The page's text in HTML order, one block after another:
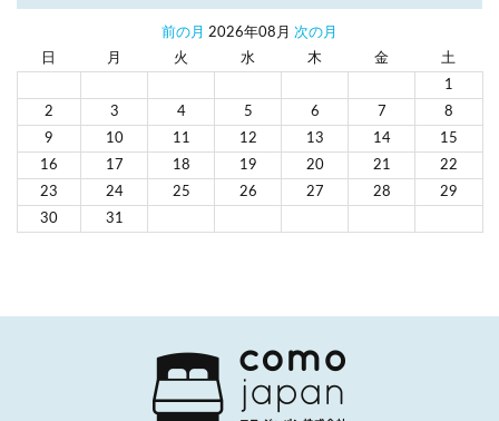
前の月 2026年08月 次の月
日
月 火 水 木 金
土
1
2
3 4 5 6 7
8
9
10 11 12 13 14
15
16
17 18 19 20 21
22
23
24 25 26 27 28
29
30
31